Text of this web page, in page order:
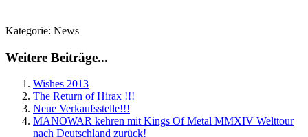
Kategorie: News
Weitere Beiträge...
Wishes 2013
The Return of Hirax !!!
Neue Verkaufsstelle!!!
MANOWAR kehren mit Kings Of Metal MMXIV Welttour
nach Deutschland zurück!